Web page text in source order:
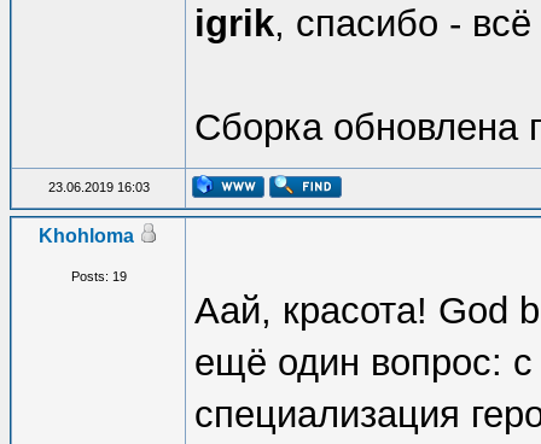
igrik, спасибо -
Сборка обновлена
23.06.2019 16:03
Khohloma
Posts: 19
Аай, красота! God
ещё один вопрос:
специализация